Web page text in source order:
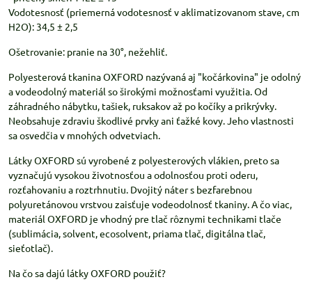
Vodotesnosť (priemerná vodotesnosť v aklimatizovanom stave, cm
H2O): 34,5 ± 2,5
Ošetrovanie: pranie na 30°, nežehliť.
Polyesterová tkanina OXFORD nazývaná aj "kočárkovina" je odolný
a vodeodolný materiál so širokými možnosťami využitia. Od
záhradného nábytku, tašiek, ruksakov až po kočíky a prikrývky.
Neobsahuje zdraviu škodlivé prvky ani ťažké kovy. Jeho vlastnosti
sa osvedčia v mnohých odvetviach.
Látky OXFORD sú vyrobené z polyesterových vlákien, preto sa
vyznačujú vysokou životnosťou a odolnosťou proti oderu,
rozťahovaniu a roztrhnutiu. Dvojitý náter s bezfarebnou
polyuretánovou vrstvou zaisťuje vodeodolnosť tkaniny. A čo viac,
materiál OXFORD je vhodný pre tlač rôznymi technikami tlače
(sublimácia, solvent, ecosolvent, priama tlač, digitálna tlač,
sieťotlač).
Na čo sa dajú látky OXFORD použiť?